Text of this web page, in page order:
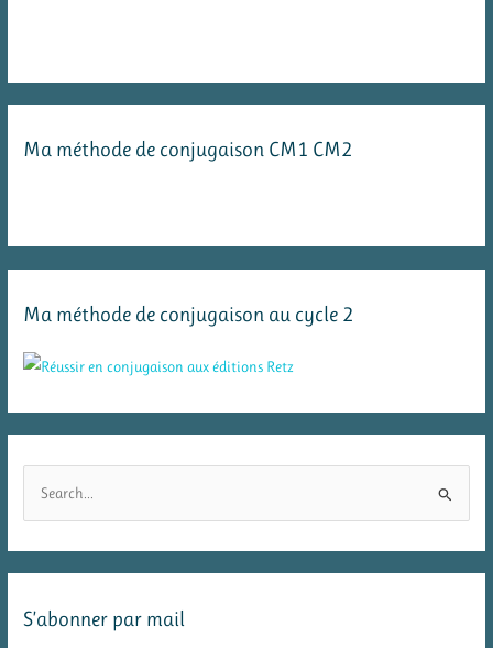
Ma méthode de conjugaison CM1 CM2
Ma méthode de conjugaison au cycle 2
rS’abonner par mail